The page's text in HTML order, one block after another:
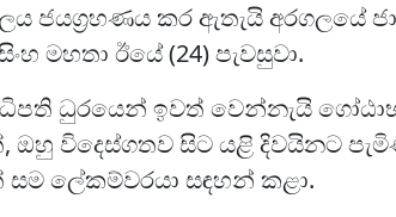
ජයග්‍රහණය කර ඇතැයි අරගලයේ
මහතා ඊයේ (24) පැවසුවා.
ධුරයෙන් ඉවත් වෙන්නැයි
ඔහු විදෙස්ගතව සිට යළි දිවයිනට
සම ලේකම්වරයා සඳහන් කළා.